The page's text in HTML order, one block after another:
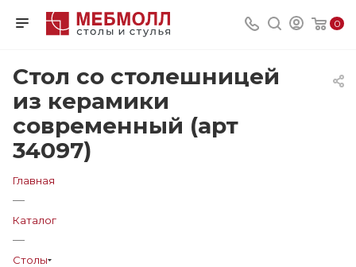
0
Стол со столешницей
из керамики
современный (арт
34097)
Главная
—
Каталог
—
Столы